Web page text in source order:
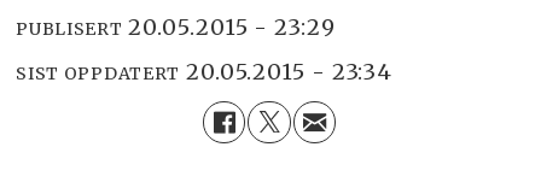
PUBLISERT 20.05.2015 - 23:29
SIST OPPDATERT 20.05.2015 - 23:34